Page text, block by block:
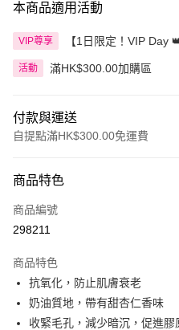
本商品適用活動
VIP尊享 【1日限定！VIP Day
活動 滿HK$300.00加購區
付款與運送
自提點滿HK$300.00免運費
信用卡
Apple Pay
PayMe
WeChat Pay
商品特色
商品編號
298211
商品特色
抗氧化，防止肌膚衰老
奶油質地，帶有甜杏仁香味
收緊毛孔，減少暗沉，促進膠